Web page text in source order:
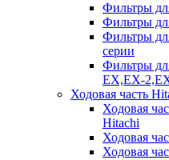
Фильтры
Фильтры
Фильтры
серии
Фильтры
EX,EX-
Ходовая часть
Ходовая
Hitachi
Ходовая
Ходовая